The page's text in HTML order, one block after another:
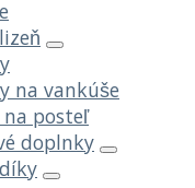
na vankúše
posteľ
doplnky